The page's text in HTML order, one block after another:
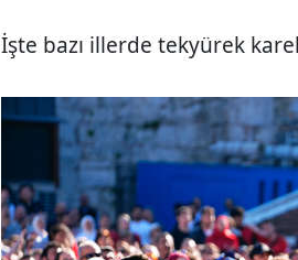
İşte bazı illerde tekyürek